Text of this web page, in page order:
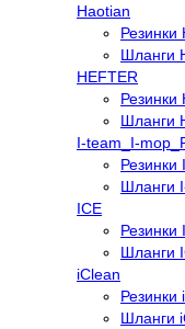
Haotian
Резинки
Шланги
HEFTER
Резинки
Шланги
I-team_I-
Резинки
Шланги
ICE
Резинки
Шланги
iClean
Резинки
Шланги